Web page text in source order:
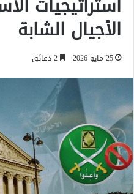
الأجيال الشابة
25 مايو 2026